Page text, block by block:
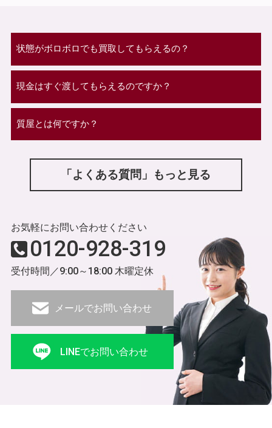
状態がボロボロでも買取してもらえるの？
現金はすぐ渡してもらえるのですか？
質屋とは何ですか？
「よくある質問」もっと見る
お気軽にお問い合わせください
0120-928-319
受付時間／9:00～18:00 木曜定休
メールでお問い合わせ
LINEでお問い合わせ